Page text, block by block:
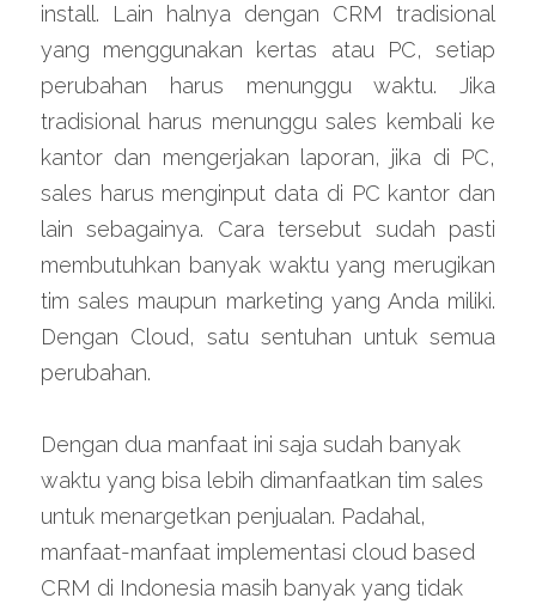
install. Lain halnya dengan CRM tradisional
yang menggunakan kertas atau PC, setiap
perubahan harus menunggu waktu. Jika
tradisional harus menunggu sales kembali ke
kantor dan mengerjakan laporan, jika di PC,
sales harus menginput data di PC kantor dan
lain sebagainya. Cara tersebut sudah pasti
membutuhkan banyak waktu yang merugikan
tim sales maupun marketing yang Anda miliki.
Dengan Cloud, satu sentuhan untuk semua
perubahan.
Dengan dua manfaat ini saja sudah banyak
waktu yang bisa lebih dimanfaatkan tim sales
untuk menargetkan penjualan. Padahal,
manfaat-manfaat implementasi cloud based
CRM di Indonesia masih banyak yang tidak